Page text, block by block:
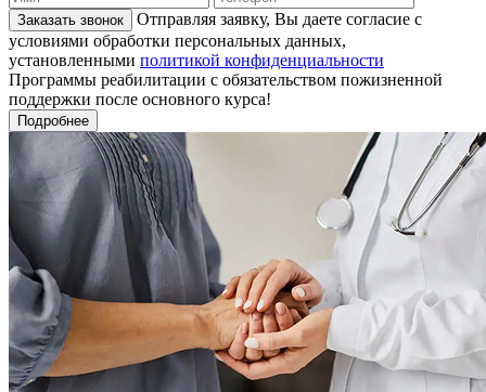
Заказать звонок
Отправляя заявку, Вы даете согласие с
условиями обработки персональных данных,
установленными политикой конфиденциальности
Программы реабилитации с обязательством пожизненной
поддержки после основного курса!
Подробнее